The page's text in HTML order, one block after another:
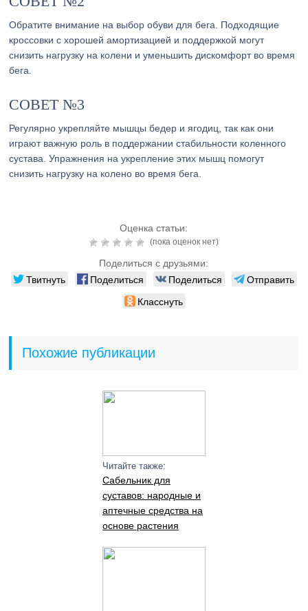
Обратите внимание на выбор обуви для бега. Подходящие
кроссовки с хорошей амортизацией и поддержкой могут
снизить нагрузку на колени и уменьшить дискомфорт во время
бега.
СОВЕТ №3
Регулярно укрепляйте мышцы бедер и ягодиц, так как они
играют важную роль в поддержании стабильности коленного
сустава. Упражнения на укрепление этих мышц помогут
снизить нагрузку на колено во время бега.
Оценка статьи:
(пока оценок нет)
Поделиться с друзьями:
Твитнуть Поделиться Поделиться
Отправить
Класснуть
Похожие публикации
Читайте также:
Сабельник для
суставов: народные и
аптечные средства на
основе растения